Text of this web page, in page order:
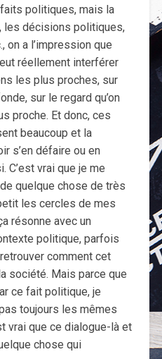
politiques, mais la
les décisions politiques,
on a l’impression que
réellement interférer
les plus proches, sur
sur le regard qu’on
proche. Et donc, ces
beaucoup et la
s’en défaire ou en
C’est vrai que je me
quelque chose de très
les cercles de mes
résonne avec un
politique, parfois
comment cet
société. Mais parce que
ce fait politique, je
toujours les mêmes
vrai que ce dialogue-là et
chose qui